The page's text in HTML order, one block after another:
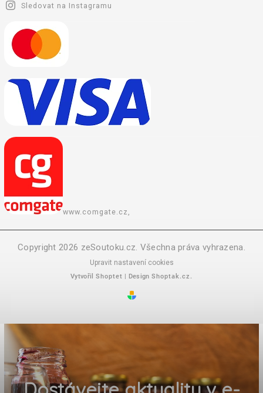
Sledovat na Instagramu
www.comgate.cz,
Copyright 2026 zeSoutoku.cz . Všechna práva vyhrazena.
Upravit nastavení cookies
Vytvořil Shoptet | Design Shoptak.cz.